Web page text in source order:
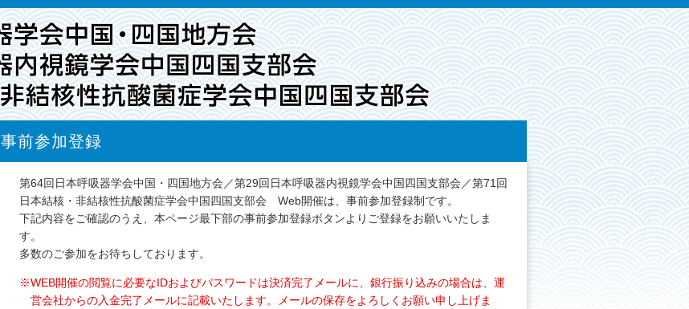
事前参加登録
第64回日本呼吸器学会中国・四国地方会／第29回日本呼吸器内視鏡学会中国四国支部会／第71回
日本結核・非結核性抗酸菌症学会中国四国支部会 Web開催は、事前参加登録制です。
下記内容をご確認のうえ、本ページ最下部の事前参加登録ボタンよりご登録をお願いいたしま
す。
多数のご参加をお待ちしております。
※WEB開催の閲覧に必要なIDおよびパスワードは決済完了メールに、銀行振り込みの場合は、運
営会社からの入金完了メールに記載いたします。メールの保存をよろしくお願い申し上げま